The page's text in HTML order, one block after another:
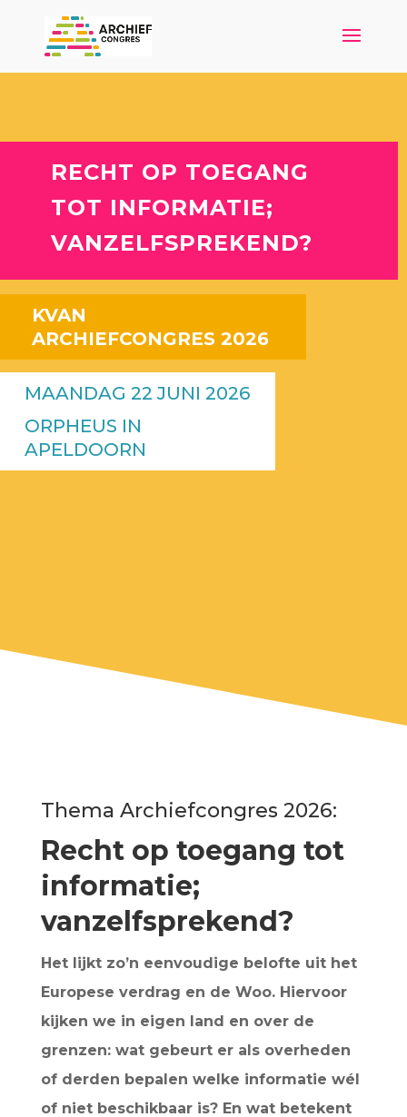
RECHT OP TOEGANG
TOT INFORMATIE;
VANZELFSPREKEND?
KVAN
ARCHIEFCONGRES 2026
MAANDAG 22 JUNI 2026
ORPHEUS IN
APELDOORN
Thema Archiefcongres 2026:
Recht op toegang tot
informatie;
vanzelfsprekend?
Het lijkt zo’n eenvoudige belofte uit het
Europese verdrag en de Woo. Hiervoor
kijken we in eigen land en over de
grenzen: wat gebeurt er als overheden
of derden bepalen welke informatie wél
of niet beschikbaar is? En wat betekent